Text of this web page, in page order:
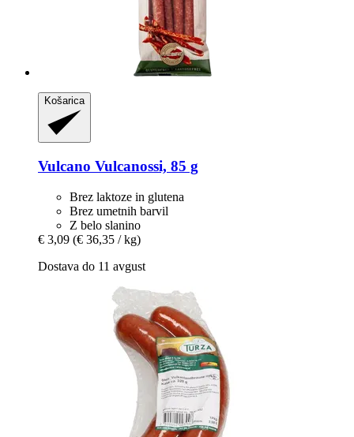
Košarica
Vulcano Vulcanossi, 85 g
Brez laktoze in glutena
Brez umetnih barvil
Z belo slanino
€ 3,09 (€ 36,35 / kg)
Dostava do 11 avgust